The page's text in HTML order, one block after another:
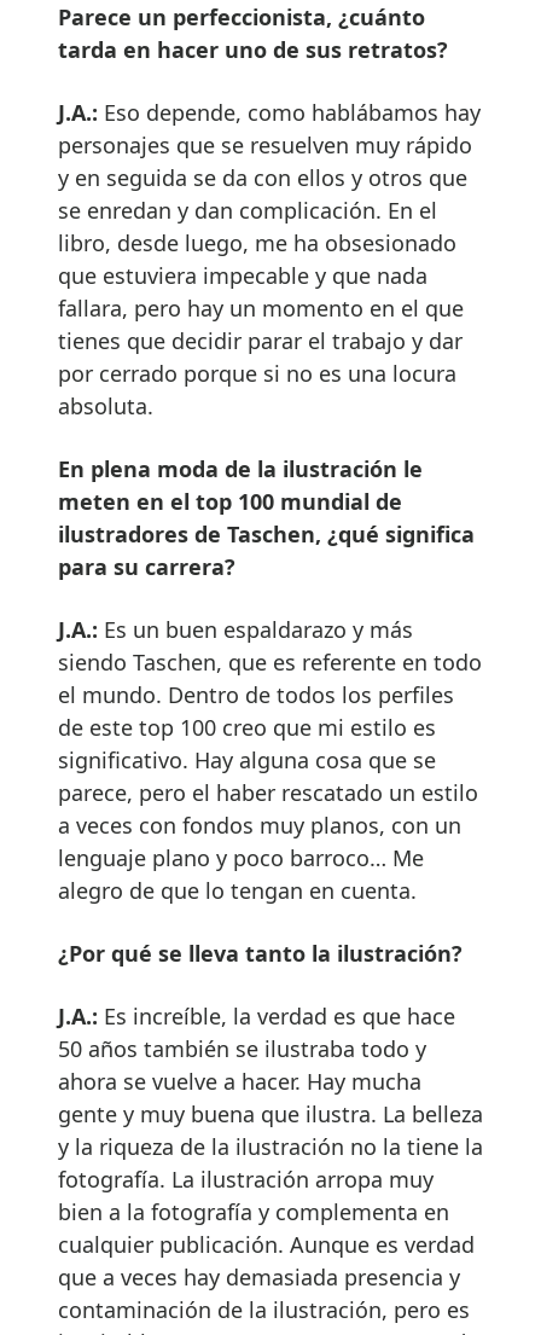
Parece un perfeccionista, ¿cuánto
tarda en hacer uno de sus retratos?
J.A.: Eso depende, como hablábamos hay
personajes que se resuelven muy rápido
y en seguida se da con ellos y otros que
se enredan y dan complicación. En el
libro, desde luego, me ha obsesionado
que estuviera impecable y que nada
fallara, pero hay un momento en el que
tienes que decidir parar el trabajo y dar
por cerrado porque si no es una locura
absoluta.
En plena moda de la ilustración le
meten en el top 100 mundial de
ilustradores de Taschen, ¿qué significa
para su carrera?
J.A.: Es un buen espaldarazo y más
siendo Taschen, que es referente en todo
el mundo. Dentro de todos los perfiles
de este top 100 creo que mi estilo es
significativo. Hay alguna cosa que se
parece, pero el haber rescatado un estilo
a veces con fondos muy planos, con un
lenguaje plano y poco barroco… Me
alegro de que lo tengan en cuenta.
¿Por qué se lleva tanto la ilustración?
J.A.: Es increíble, la verdad es que hace
50 años también se ilustraba todo y
ahora se vuelve a hacer. Hay mucha
gente y muy buena que ilustra. La belleza
y la riqueza de la ilustración no la tiene la
fotografía. La ilustración arropa muy
bien a la fotografía y complementa en
cualquier publicación. Aunque es verdad
que a veces hay demasiada presencia y
contaminación de la ilustración, pero es